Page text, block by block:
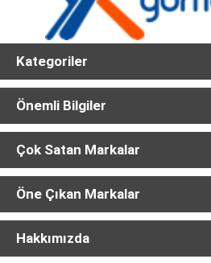
Kategoriler
Önemli Bilgiler
Çok Satan Markalar
Öne Çıkan Markalar
Hakkımızda